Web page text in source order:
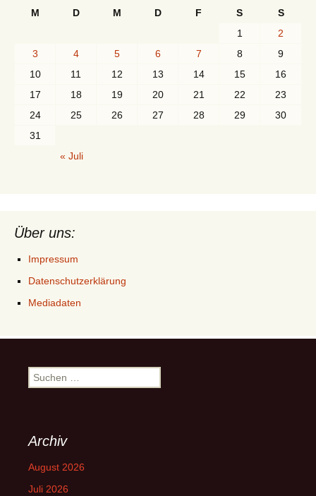
M
D M D F S
S
1
2
3
4 5 6 7 8
9
10
11 12 13 14 15
16
17
18 19 20 21 22
23
24
25 26 27 28 29
30
31
« Juli
Über uns:
Impressum
Datenschutzerklärung
Mediadaten
Suchen
nach:
Archiv
August 2026
Juli 2026